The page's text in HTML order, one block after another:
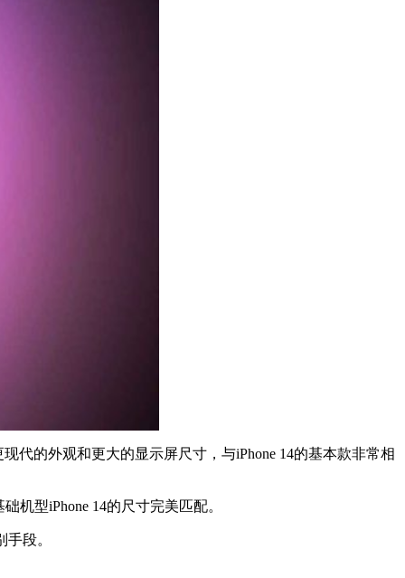
代的外观和更大的显示屏尺寸，与iPhone 14的基本款非常相
机型‌iPhone 14‌的尺寸完美匹配。
段。